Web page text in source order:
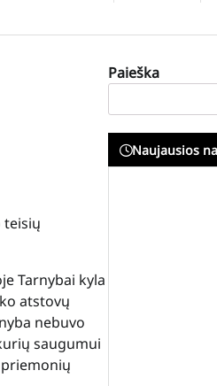
teisių
Tarnybai kyla
atstovų
nebuvo
saugumui
Paieška
Naujausios